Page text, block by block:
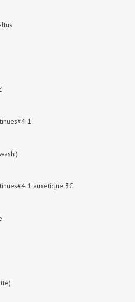
auxetique 3C